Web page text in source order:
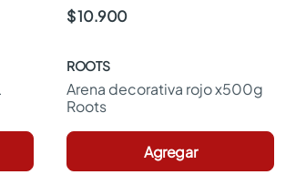
$ 10.900
ROOTS
Arena decorativa rojo x500g
Roots
Agregar